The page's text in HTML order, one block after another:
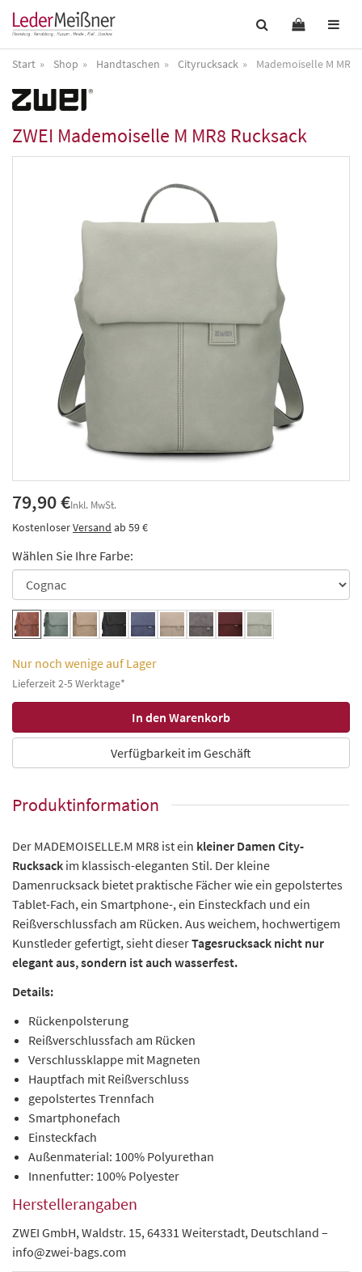
Start Shop Handtaschen Cityrucksack Mademoiselle M MR8
ZWEI Mademoiselle M MR8 Rucksack
79,90 €Inkl. MwSt.
KostenloserVersand ab 59 €
Wählen Sie Ihre Farbe:
Nur noch wenige auf Lager
Lieferzeit 2-5 Werktage*
Verfügbarkeit im Geschäft
Produktinformation
Der MADEMOISELLE.M MR8 ist ein kleiner Damen City-
Rucksack im klassisch-eleganten Stil. Der kleine
Damenrucksack bietet praktische Fächer wie ein gepolstertes
Tablet-Fach, ein Smartphone-, ein Einsteckfach und ein
Reißverschlussfach am Rücken. Aus weichem, hochwertigem
Kunstleder gefertigt, sieht dieserTagesrucksack nicht nur
elegant aus, sondern ist auch wasserfest.
Details:
Rückenpolsterung
Reißverschlussfach am Rücken
Verschlussklappe mit Magneten
Hauptfach mit Reißverschluss
gepolstertes Trennfach
Smartphonefach
Einsteckfach
Außenmaterial: 100% Polyurethan
Innenfutter: 100% Polyester
Herstellerangaben
ZWEI GmbH, Waldstr. 15, 64331 Weiterstadt, Deutschland –
info@zwei-bags.com